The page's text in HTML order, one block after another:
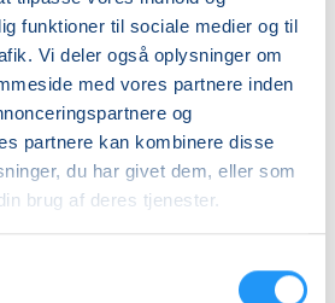
funktioner til sociale medier og til
Vi deler også oplysninger om
med vores partnere inden
og
partnere kan kombinere disse
du har givet dem, eller som
brug af deres tjenester.
19.00 - 20.30
19.00 - 20.30